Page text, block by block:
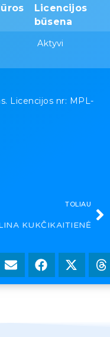
Licencijos
būsena
Aktyvi
Licencijos nr: MPL-
TOLIAU
KUKČIKAITIENĖ